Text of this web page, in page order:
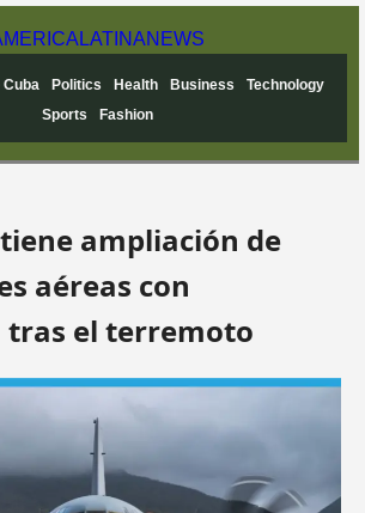
LATINANEWS
Cuba Politics Health Business
Technology
Sports
Fashion
ampliación de
aéreas con
tras el terremoto